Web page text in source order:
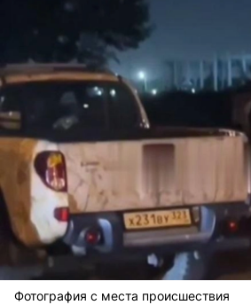
Фотография с места происшествия